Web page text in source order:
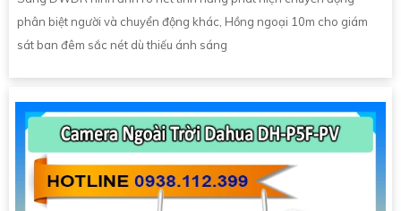
phân biệt người và chuyển động khác, Hồng ngoại 10m cho giám
sát ban đêm sắc nét dù thiếu ánh sáng